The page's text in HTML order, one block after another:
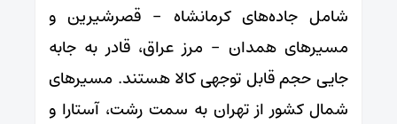
شامل جاده‌های کرمانشاه – قصرشیرین و
مسیرهای همدان – مرز عراق، قادر به جابه
جایی حجم قابل توجهی کالا هستند. مسیرهای
شمال کشور از تهران به سمت رشت، آستارا و